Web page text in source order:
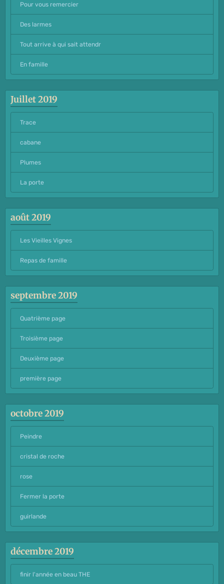
Pour vous remercier
Des larmes
Tout arrive à qui sait attendr
En famille
Juillet 2019
Trace
cabane
Plumes
La porte
août 2019
Les Vieilles Vignes
Repas de famille
septembre 2019
Quatrième page
Troisième page
Deuxième page
première page
octobre 2019
Peindre
cristal de roche
rose
Fermer la porte
guirlande
décembre 2019
finir l'année en beau THE